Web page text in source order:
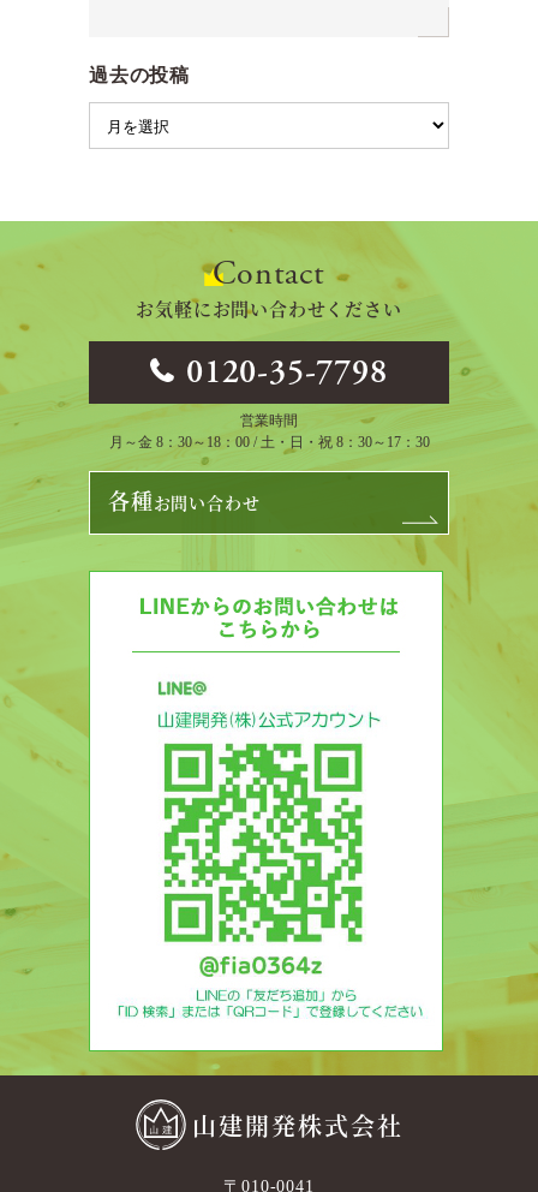
過去の投稿
Contact
お気軽にお問い合わせください
0120-35-7798
営業時間
月～金 8：30～18：00 / 土・日・祝 8：30～17：30
各種お問い合わせ
山建開発株式会社
〒010-0041